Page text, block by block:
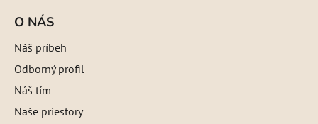
O NÁS
Náš príbeh
Odborný profil
Náš tím
Naše priestory